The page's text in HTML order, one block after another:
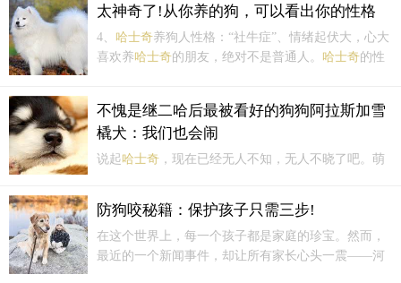
为“eskies”。这是爱斯基摩人的简称，最初来自远东。哈士奇是作为雪
橇犬饲养的；它们的特点是性情平和，性格开朗活...
太神奇了!从你养的狗，可以看出你的性格
4、 哈士奇养狗人性格：“社牛症”、情绪起伏大，心大
喜欢养哈士奇的朋友，绝对不是普通人。 哈士奇的性
我都不敢要。主动去养的人应该是不怕尴尬的，可以
面对生...
不愧是继二哈后最被看好的狗狗阿拉斯加雪
橇犬：我们也会闹
说起哈士奇 ，现在已经无人不知，无人不晓了吧。萌
没有一点能跟狼们相提并论的特点。的确，在搞笑方
面，哈士奇在宠物界的地位可以算是无汪能够与它们
相提并论的可能性了。
防狗咬秘籍：保护孩子只需三步!
在这个世界上，每一个孩子都是家庭的珍宝。然而，
最近的一个新闻事件，却让所有家长心头一震——河